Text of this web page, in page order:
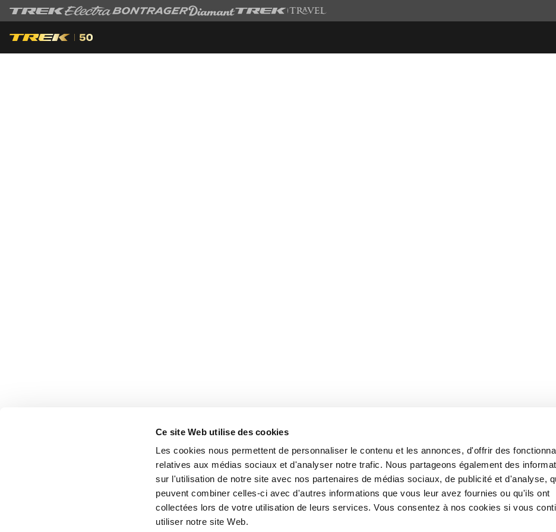
Ce site Web utilise des cookies
Les cookies nous permettent de personnaliser le contenu et les annonces, d'offrir des
relatives aux médias sociaux et d'analyser notre trafic. Nous partageons également des
sur l'utilisation de notre site avec nos partenaires de médias sociaux, de publicité et d'analyse,
peuvent combiner celles-ci avec d'autres informations que vous leur avez fournies ou qu'ils ont
collectées lors de votre utilisation de leurs services. Vous consentez à nos cookies si vous
utiliser notre site Web.